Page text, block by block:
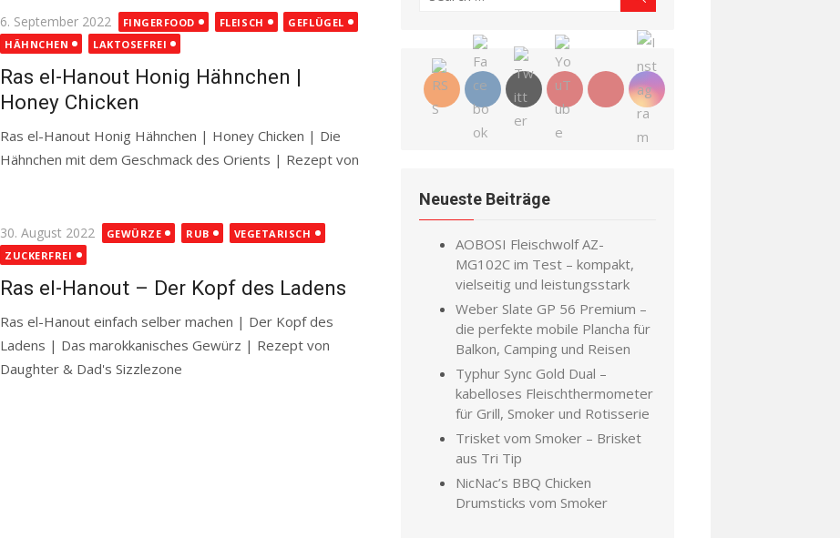
Posted
on
6. September 2022 FINGERFOOD FLEISCH
GEFLÜGEL
HÄHNCHEN
LAKTOSEFREI
Ras el-Hanout Honig Hähnchen |
Honey Chicken
Ras el-Hanout Honig Hähnchen | Honey Chicken | Die
Hähnchen mit dem Geschmack des Orients | Rezept von
Posted
on
30. August 2022 GEWÜRZE RUB
VEGETARISCH
ZUCKERFREI
Ras el-Hanout – Der Kopf des Ladens
Ras el-Hanout einfach selber machen | Der Kopf des
Ladens | Das marokkanisches Gewürz | Rezept von
Daughter & Dad's Sizzlezone
Neueste Beiträge
AOBOSI Fleischwolf AZ-
MG102C im Test – kompakt,
vielseitig und leistungsstark
Weber Slate GP 56 Premium –
die perfekte mobile Plancha für
Balkon, Camping und Reisen
Typhur Sync Gold Dual –
kabelloses Fleischthermometer
für Grill, Smoker und Rotisserie
Trisket vom Smoker – Brisket
aus Tri Tip
NicNac’s BBQ Chicken
Drumsticks vom Smoker